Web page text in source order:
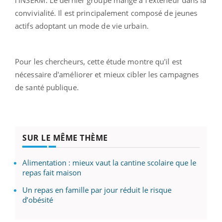
convivialité. Il est principalement composé de jeunes
actifs adoptant un mode de vie urbain.
Pour les chercheurs, cette étude montre qu'il est
nécessaire d'améliorer et mieux cibler les campagnes
de santé publique.
SUR LE MÊME THÈME
Alimentation : mieux vaut la cantine scolaire que le
repas fait maison
Un repas en famille par jour réduit le risque
d’obésité